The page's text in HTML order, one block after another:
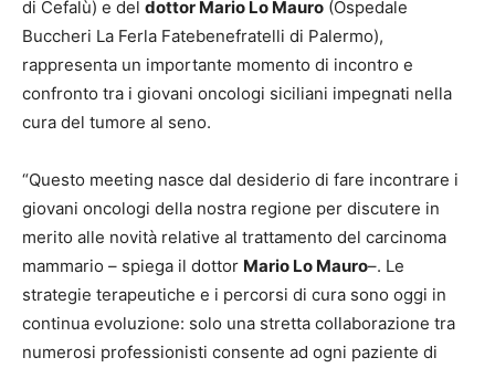
di Cefalù) e del dottor Mario Lo Mauro (Ospedale
Buccheri La Ferla Fatebenefratelli di Palermo),
rappresenta un importante momento di incontro e
confronto tra i giovani oncologi siciliani impegnati nella
cura del tumore al seno.
“Questo meeting nasce dal desiderio di fare incontrare i
giovani oncologi della nostra regione per discutere in
merito alle novità relative al trattamento del carcinoma
mammario – spiega il dottor Mario Lo Mauro–. Le
strategie terapeutiche e i percorsi di cura sono oggi in
continua evoluzione: solo una stretta collaborazione tra
numerosi professionisti consente ad ogni paziente di